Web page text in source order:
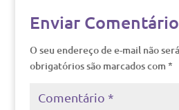
Enviar Comentário
O seu endereço de e-mail não
obrigatórios são marcados com *